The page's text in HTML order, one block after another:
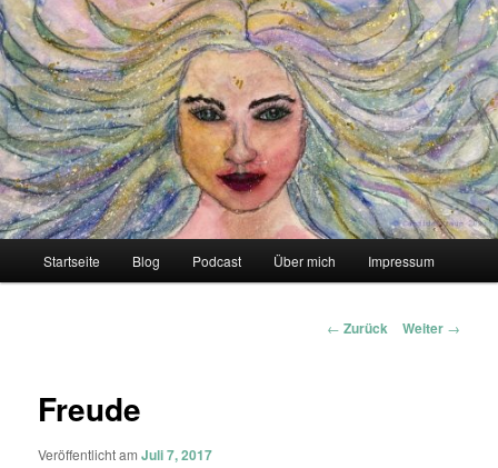
Startseite Blog Podcast Über mich Impressum
Beitragsnavigation
← Zurück Weiter →
Freude
Veröffentlicht amJuli 7, 2017